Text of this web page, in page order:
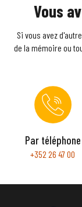
Vous
Si vous avez
de la mémoire ou
Par téléphone
+352 26 47 00